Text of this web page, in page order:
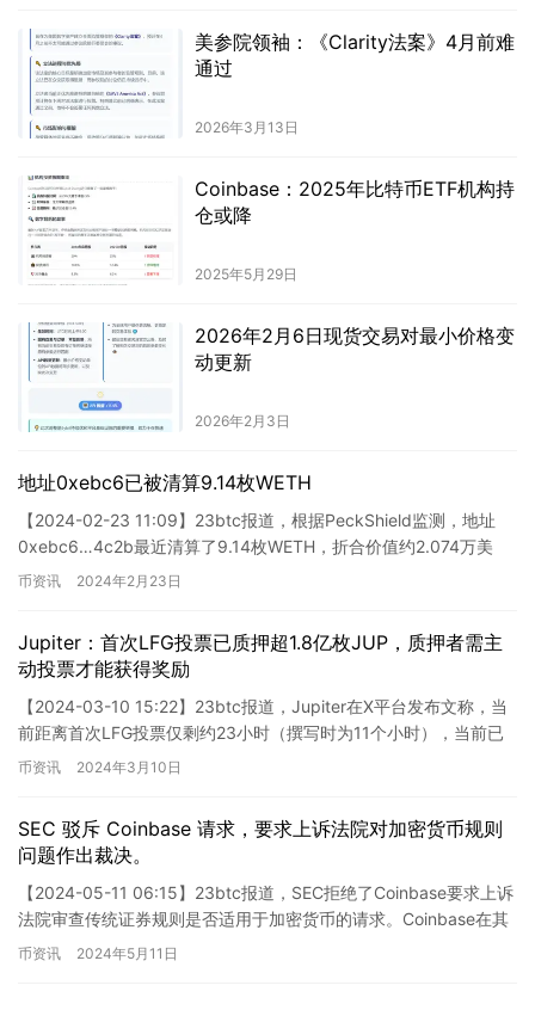
美参院领袖：《Clarity法案》4月前难
通过
2026年3月13日
Coinbase：2025年比特币ETF机构持
仓或降
2025年5月29日
2026年2月6日现货交易对最小价格变
动更新
2026年2月3日
地址0xebc6已被清算9.14枚WETH
【2024-02-23 11:09】23btc报道，根据PeckShield监测，地址
0xebc6…4c2b最近清算了9.14枚WETH，折合价值约2.074万美
元。
币资讯 2024年2月23日
Jupiter：首次LFG投票已质押超1.8亿枚JUP，质押者需主
动投票才能获得奖励
【2024-03-10 15:22】23btc报道，Jupiter在X平台发布文称，当
前距离首次LFG投票仅剩约23小时（撰写时为11个小时），当前已
质押超过1.8亿枚JUP。Ju…
币资讯 2024年3月10日
SEC 驳斥 Coinbase 请求，要求上诉法院对加密货币规则
问题作出裁决。
【2024-05-11 06:15】23btc报道，SEC拒绝了Coinbase要求上诉
法院审查传统证券规则是否适用于加密货币的请求。Coinbase在其
申请中表示，希望上诉法院考…
币资讯 2024年5月11日